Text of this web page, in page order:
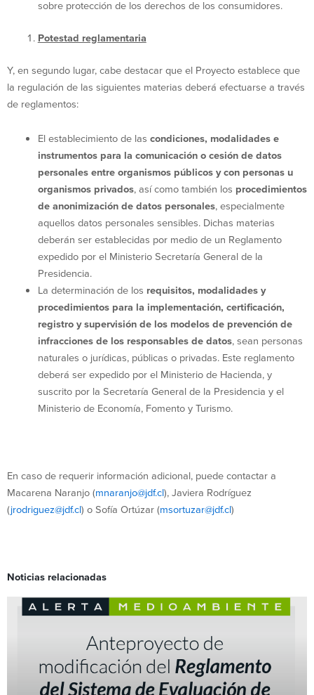
sobre protección de los derechos de los consumidores.
Potestad reglamentaria
Y, en segundo lugar, cabe destacar que el Proyecto establece que
la regulación de las siguientes materias deberá efectuarse a través
de reglamentos:
El establecimiento de las condiciones, modalidades e
instrumentos para la comunicación o cesión de datos
personales entre organismos públicos y con personas u
organismos privados, así como también los procedimientos
de anonimización de datos personales, especialmente
aquellos datos personales sensibles. Dichas materias
deberán ser establecidas por medio de un Reglamento
expedido por el Ministerio Secretaría General de la
Presidencia.
La determinación de los requisitos, modalidades y
procedimientos para la implementación, certificación,
registro y supervisión de los modelos de prevención de
infracciones de los responsables de datos, sean personas
naturales o jurídicas, públicas o privadas. Este reglamento
deberá ser expedido por el Ministerio de Hacienda, y
suscrito por la Secretaría General de la Presidencia y el
Ministerio de Economía, Fomento y Turismo.
En caso de requerir información adicional, puede contactar a
Macarena Naranjo (mnaranjo@jdf.cl), Javiera Rodríguez
(jrodriguez@jdf.cl) o Sofía Ortúzar (msortuzar@jdf.cl)
Noticias relacionadas